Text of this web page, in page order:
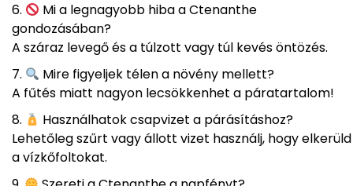
Mi a legnagyobb hiba a Ctenanthe
gondozásában?
A száraz levegő és a túlzott vagy túl kevés öntözés.
Mire figyeljek télen a növény mellett?
A fűtés miatt nagyon lecsökkenhet a páratartalom!
Használhatok csapvizet a párásításhoz?
Lehetőleg szűrt vagy állott vizet használj, hogy elkerüld
a vízkőfoltokat.